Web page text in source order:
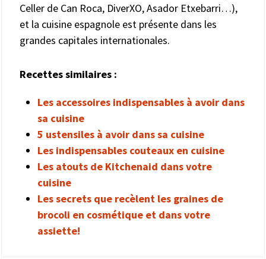
Celler de Can Roca, DiverXO, Asador Etxebarri…),
et la cuisine espagnole est présente dans les
grandes capitales internationales.
Recettes similaires :
Les accessoires indispensables à avoir dans
sa cuisine
5 ustensiles à avoir dans sa cuisine
Les indispensables couteaux en cuisine
Les atouts de Kitchenaid dans votre
cuisine
Les secrets que recèlent les graines de
brocoli en cosmétique et dans votre
assiette!